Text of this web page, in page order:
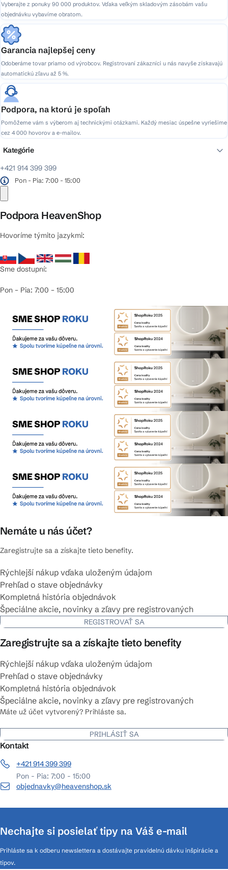
Vyberajte z ponuky 90 000 produktov. Vďaka veľkým skladovým zásobám vašu
objednávku vybavíme obratom.
Garancia najlepšej ceny
Odoberáme tovar priamo od výrobcov. Registrovaní zákazníci u nás navyše získavajú
automatickú zľavu až 5 %.
Podpora, na ktorú je spoľah
Pomôžeme vám s výberom aj technickými otázkami. Každý mesiac úspešne vyriešime
cez 4 000 hovorov a e-mailov.
+421 914 399 399
Pon - Pia: 7:00 - 15:00
Podpora HeavenShop
Hovoríme týmito jazykmi:
Sme dostupní:
Pon – Pia: 7:00 – 15:00
Nemáte u nás účet?
Zaregistrujte sa a získajte tieto benefity.
Rýchlejší nákup vďaka uloženým údajom
Prehľad o stave objednávky
Kompletná história objednávok
Špeciálne akcie, novinky a zľavy pre registrovaných
REGISTROVAŤ SA
Zaregistrujte sa a získajte tieto benefity
Rýchlejší nákup vďaka uloženým údajom
Prehľad o stave objednávky
Kompletná história objednávok
Špeciálne akcie, novinky a zľavy pre registrovaných
Máte už účet vytvorený? Prihláste sa.
PRIHLÁSIŤ SA
Kontakt
+421 914 399 399
Pon - Pia: 7:00 - 15:00
objednavky@heavenshop.sk
Nechajte si posielať tipy na Váš e-mail
Prihláste sa k odberu newslettera a dostávajte pravidelnú dávku inšpirácie a
tipov.
Kategórie